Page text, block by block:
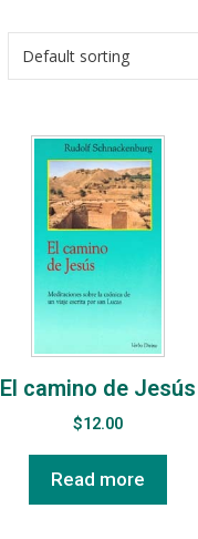
El camino de Jesús
$12.00
Read more